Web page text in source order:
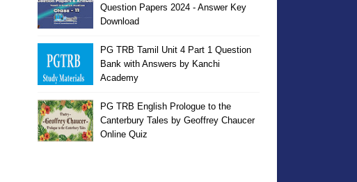
Question Papers 2024 - Answer Key
Download
PG TRB Tamil Unit 4 Part 1 Question
Bank with Answers by Kanchi
Academy
PG TRB English Prologue to the
Canterbury Tales by Geoffrey Chaucer
Online Quiz